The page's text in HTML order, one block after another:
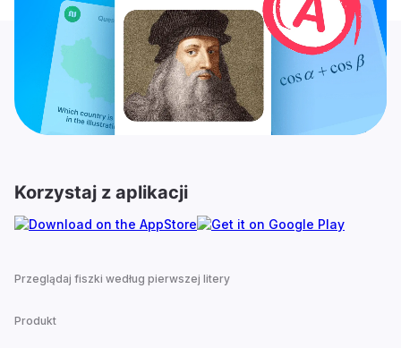
Korzystaj z aplikacji
Przeglądaj fiszki według pierwszej litery
Produkt